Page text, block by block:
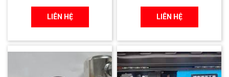
LIÊN HỆ LIÊN HỆ